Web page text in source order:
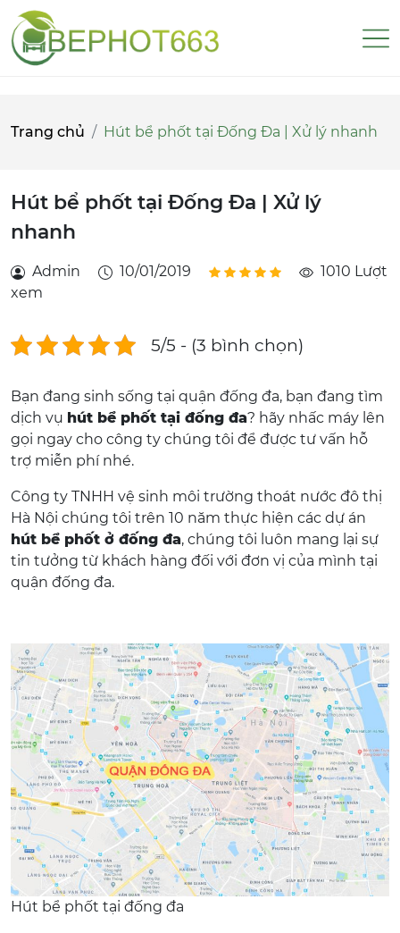
Trang chủ Hút bể phốt tại Đống Đa | Xử lý nhanh
Hút bể phốt tại Đống Đa | Xử lý
nhanh
Admin 10/01/2019
1010 Lượt
xem
5/5 - (3 bình chọn)
Bạn đang sinh sống tại quận đống đa, bạn đang tìm
dịch vụ hút bể phốt tại đống đa? hãy nhấc máy lên
gọi ngay cho công ty chúng tôi để được tư vấn hỗ
trợ miễn phí nhé.
Công ty TNHH vệ sinh môi trường thoát nước đô thị
Hà Nội chúng tôi trên 10 năm thực hiện các dự án
hút bể phốt ở đống đa, chúng tôi luôn mang lại sự
tin tưởng từ khách hàng đối với đơn vị của mình tại
quận đống đa.
Hút bể phốt tại đống đa